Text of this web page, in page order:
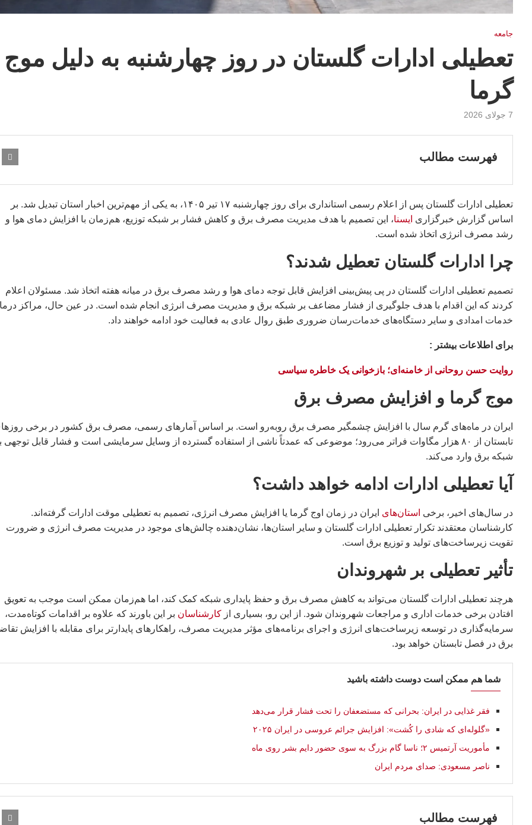
جامعه
تعطیلی ادارات گلستان در روز چهارشنبه به دلیل موج
گرما
7 جولای 2026
فهرست مطالب
تعطیلی ادارات گلستان پس از اعلام رسمی استانداری برای روز چهارشنبه ۱۷ تیر ۱۴۰۵، به یکی از مهم‌ترین اخبار استان تبدیل شد. بر
اساس گزارش خبرگزاری ایسنا، این تصمیم با هدف مدیریت مصرف برق و کاهش فشار بر شبکه توزیع، هم‌زمان با افزایش دمای هوا و
رشد مصرف انرژی اتخاذ شده است.
چرا ادارات گلستان تعطیل شدند؟
تصمیم تعطیلی ادارات گلستان در پی پیش‌بینی افزایش قابل توجه دمای هوا و رشد مصرف برق در میانه هفته اتخاذ شد. مسئولان اعلام
کردند که این اقدام با هدف جلوگیری از فشار مضاعف بر شبکه برق و مدیریت مصرف انرژی انجام شده است. در عین حال، مراکز
خدمات امدادی و سایر دستگاه‌های خدمات‌رسان ضروری طبق روال عادی به فعالیت خود ادامه خواهند داد.
براى اطلاعات بيشتر :
روایت حسن روحانی از خامنه‌ای؛ بازخوانی یک خاطره سیاسی
موج گرما و افزایش مصرف برق
ایران در ماه‌های گرم سال با افزایش چشمگیر مصرف برق روبه‌رو است. بر اساس آمارهای رسمی، مصرف برق کشور در برخی
تابستان از ۸۰ هزار مگاوات فراتر می‌رود؛ موضوعی که عمدتاً ناشی از استفاده گسترده از وسایل سرمایشی است و فشار قابل توجهی
شبکه برق وارد می‌کند.
آیا تعطیلی ادارات ادامه خواهد داشت؟
در سال‌های اخیر، برخی استان‌های ایران در زمان اوج گرما یا افزایش مصرف انرژی، تصمیم به تعطیلی موقت ادارات گرفته‌اند.
کارشناسان معتقدند تکرار تعطیلی ادارات گلستان و سایر استان‌ها، نشان‌دهنده چالش‌های موجود در مدیریت مصرف انرژی و ضرورت
تقویت زیرساخت‌های تولید و توزیع برق است.
تأثیر تعطیلی بر شهروندان
هرچند تعطیلی ادارات گلستان می‌تواند به کاهش مصرف برق و حفظ پایداری شبکه کمک کند، اما هم‌زمان ممکن است موجب به تعویق
افتادن برخی خدمات اداری و مراجعات شهروندان شود. از این رو، بسیاری از کارشناسان بر این باورند که علاوه بر اقدامات کوتاه‌مدت،
سرمایه‌گذاری در توسعه زیرساخت‌های انرژی و اجرای برنامه‌های مؤثر مدیریت مصرف، راهکارهای پایدارتر برای مقابله با افزایش
برق در فصل تابستان خواهد بود.
شما هم ممکن است دوست داشته باشید
فقر غذایی در ایران: بحرانی که مستضعفان را تحت فشار قرار می‌دهد
«گلوله‌ای که شادی را کُشت»: افزایش جرائم عروسی در ایران ۲۰۲۵
مأموریت آرتمیس ۲؛ ناسا گام بزرگ به سوی حضور دايم بشر روی ماه
ناصر مسعودی: صدای مردم ایران
فهرست مطالب